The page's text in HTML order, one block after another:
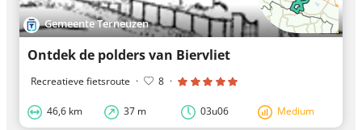
Gemeente Terneuzen
Ontdek de polders van Biervliet
Recreatieve fietsroute · 8 ·
46,6 km 37 m 03u06 Medium